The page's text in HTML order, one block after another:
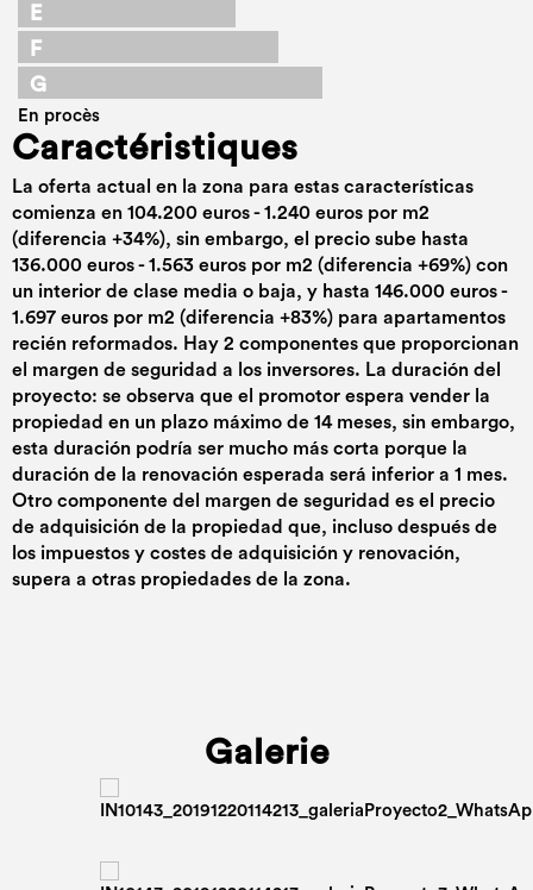
E
F
G
En procès
Caractéristiques
La oferta actual en la zona para estas características
comienza en 104.200 euros - 1.240 euros por m2
(diferencia +34%), sin embargo, el precio sube hasta
136.000 euros - 1.563 euros por m2 (diferencia +69%) con
un interior de clase media o baja, y hasta 146.000 euros -
1.697 euros por m2 (diferencia +83%) para apartamentos
recién reformados. Hay 2 componentes que proporcionan
el margen de seguridad a los inversores. La duración del
proyecto: se observa que el promotor espera vender la
propiedad en un plazo máximo de 14 meses, sin embargo,
esta duración podría ser mucho más corta porque la
duración de la renovación esperada será inferior a 1 mes.
Otro componente del margen de seguridad es el precio
de adquisición de la propiedad que, incluso después de
los impuestos y costes de adquisición y renovación,
supera a otras propiedades de la zona.
Galerie